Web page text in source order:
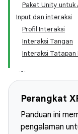
Paket Unity untuk
Input dan interaksi
Profil Interaksi
Interaksi Tangan
Interaksi Tatapan
Perangkat
Panduan ini
pengalaman